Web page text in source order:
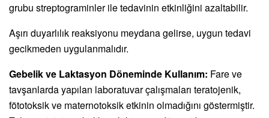
grubu streptograminler ile tedavinin etkinliğini azaltabilir.
Aşırı duyarlılık reaksiyonu meydana gelirse, uygun tedavi
gecikmeden uygulanmalıdır.
Gebelik ve Laktasyon Döneminde Kullanım: Fare ve
tavşanlarda yapılan laboratuvar çalışmaları teratojenik,
fötotoksik ve maternotoksik etkinin olmadığını göstermiştir.